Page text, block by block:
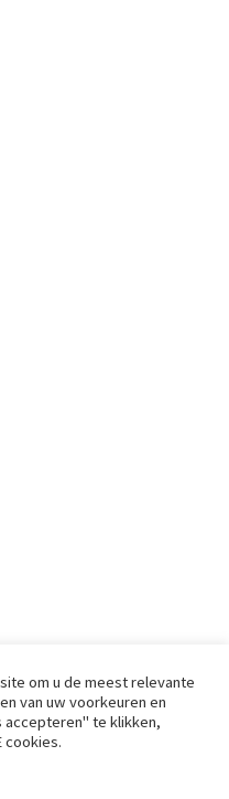
om u de meest relevante
van uw voorkeuren en
accepteren" te klikken,
cookies.